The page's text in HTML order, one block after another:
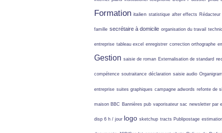
Formation italien statistique after effects Rédacteur
famille secrétaire à domicile organisation du travail
entreprise tableau excel enregistrer correction orthographe
Gestion saisie de roman Externalisation de standard
compétence soutraitance déclaration saisie audio
entreprise suites graphiques campagne adwords refonte de
maison BBC Bannières pub vaporisateur sac newsletter par
disp 6 h / jour logo sketchup tracts Publipostage